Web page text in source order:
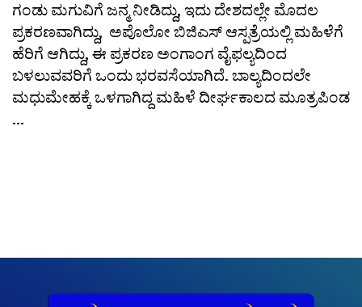
ಗಂಡು ಮಗುವಿಗೆ ಜನ್ಮ ನೀಡಿದ್ದು, ಇದು ದೇಶದಲ್ಲೇ ಮೊದಲ
ಪ್ರಕರಣವಾಗಿದ್ದು, ಅಪೊಲೋ ಬಿಜಿಎಸ್ ಆಸ್ಪತ್ರೆಯಲ್ಲಿ ಮಹಿಳೆಗೆ
ಹೆರಿಗೆ ಆಗಿದ್ದು, ಈ ಪ್ರಕರಣ ಅಂಗಾಂಗ ವೈಫಲ್ಯದಿಂದ
ಬಳಲುವವರಿಗೆ ಒಂದು ಭರವಸೆಯಾಗಿದೆ. ಬಾಲ್ಯದಿಂದಲೇ
ಮಧುಮೇಹಕ್ಕೆ ಒಳಗಾಗಿದ್ದ ಮಹಿಳೆ ದೀರ್ಘಕಾಲದ ಮೂತ್ರಪಿಂಡ
...